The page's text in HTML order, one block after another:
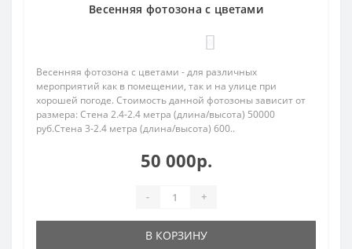
Весенняя фотозона с цветами
Весенняя фотозона с цветами - для различных
мероприятий как в помещении, так и на улице при
хорошей погоде. Стоимость данной фотозоны зависит от
размера: Стена 2.4-2.4 метра (длина/высота) 50000
руб.Стена 3-2.4 метра (длина/высота) 600..
50 000р.
- +
В КОРЗИНУ